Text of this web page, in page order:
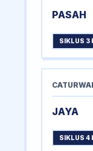
PASAH
SIKLUS 3
JAYA
SIKLUS 4